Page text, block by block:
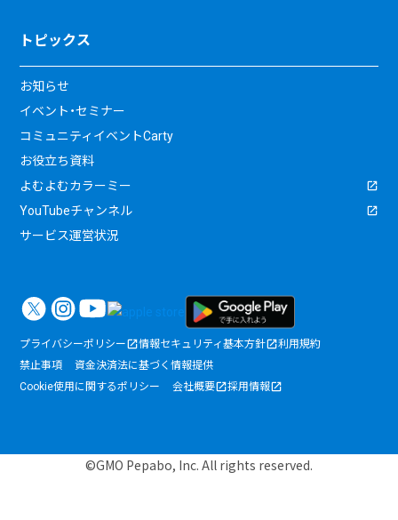
トピックス
お知らせ
イベント・セミナー
コミュニティイベントCarty
お役立ち資料
よむよむカラーミー
YouTubeチャンネル
サービス運営状況
プライバシーポリシー 情報セキュリティ基本方針
利用規約
禁止事項
資金決済法に基づく情報提供
Cookie使用に関するポリシー
会社概要 採用情報
©GMO Pepabo, Inc. All rights reserved.